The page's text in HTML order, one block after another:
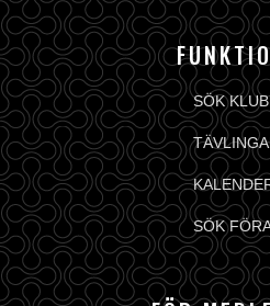
SÖK
SÖK